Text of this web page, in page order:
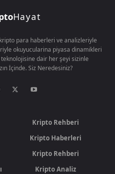
Hayat
para haberleri ve analizleriyle
okuyucularina piyasa dinamikleri
dair her şeyi sizinle
İçinde. Siz Neredesiniz?
Kripto Rehberi
Kripto Haberleri
Kripto Rehberi
Kripto Analiz